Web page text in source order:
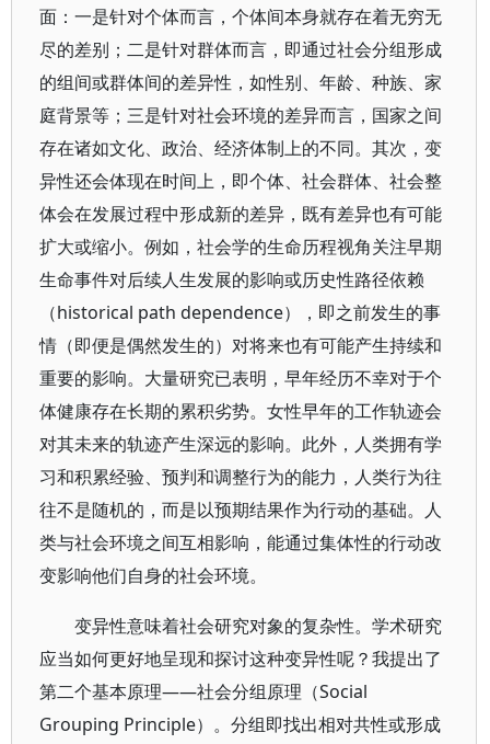
面：一是针对个体而言，个体间本身就存在着无穷无
尽的差别；二是针对群体而言，即通过社会分组形成
的组间或群体间的差异性，如性别、年龄、种族、家
庭背景等；三是针对社会环境的差异而言，国家之间
存在诸如文化、政治、经济体制上的不同。其次，变
异性还会体现在时间上，即个体、社会群体、社会整
体会在发展过程中形成新的差异，既有差异也有可能
扩大或缩小。例如，社会学的生命历程视角关注早期
生命事件对后续人生发展的影响或历史性路径依赖
（historical path dependence），即之前发生的事
情（即便是偶然发生的）对将来也有可能产生持续和
重要的影响。大量研究已表明，早年经历不幸对于个
体健康存在长期的累积劣势。女性早年的工作轨迹会
对其未来的轨迹产生深远的影响。此外，人类拥有学
习和积累经验、预判和调整行为的能力，人类行为往
往不是随机的，而是以预期结果作为行动的基础。人
类与社会环境之间互相影响，能通过集体性的行动改
变影响他们自身的社会环境。
变异性意味着社会研究对象的复杂性。学术研究
应当如何更好地呈现和探讨这种变异性呢？我提出了
第二个基本原理——社会分组原理（Social
Grouping Principle）。分组即找出相对共性或形成